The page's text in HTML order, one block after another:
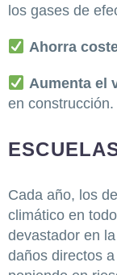
los gases de
Ahorra
Aumenta el
en construcción.
Cada año, los
climático en
devastador en
daños directos